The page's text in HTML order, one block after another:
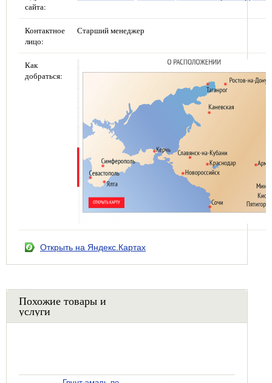
сайта:
Контактное
лицо:
Старший менеджер
Как
добраться:
Открыть на Яндекс.Картах
Похожие товары и
услуги